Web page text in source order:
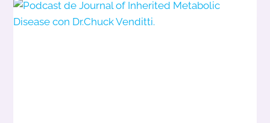
METILMALÓNICA
Y